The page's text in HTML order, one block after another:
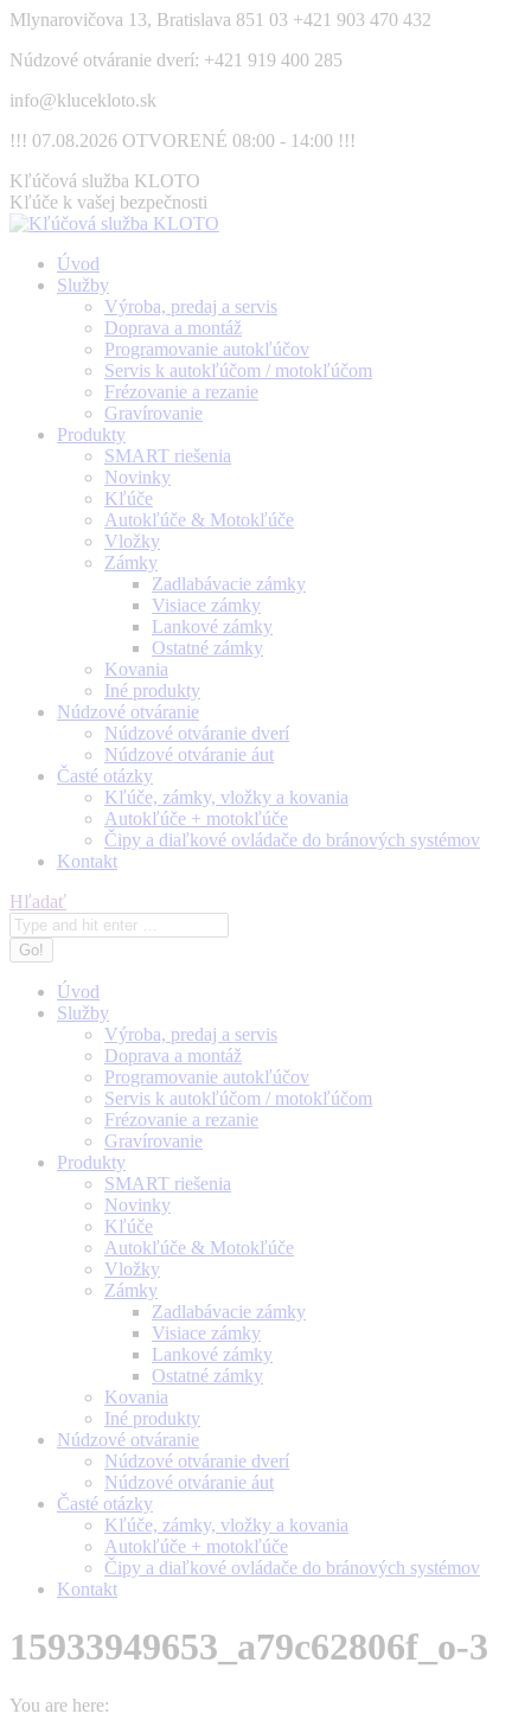
Skip
content
Mlynarovičova 13, Bratislava 851 03 +421 903 470 432
Núdzové otváranie dverí: +421 919 400 285
info@klucekloto.sk
!!! 07.08.2026 OTVORENÉ 08:00 - 14:00 !!!
Facebook
page
opens
new
window
Kľúčová služba KLOTO
Kľúče k vašej bezpečnosti
Úvod
Služby
Výroba, predaj a servis
Doprava a montáž
Programovanie autokľúčov
Servis k autokľúčom / motokľúčom
Frézovanie a rezanie
Gravírovanie
Produkty
SMART riešenia
Novinky
Kľúče
Autokľúče & Motokľúče
Vložky
Zámky
Zadlabávacie zámky
Visiace zámky
Lankové zámky
Ostatné zámky
Kovania
Iné produkty
Núdzové otváranie
Núdzové otváranie dverí
Núdzové otváranie áut
Časté otázky
Kľúče, zámky, vložky a kovania
Autokľúče + motokľúče
Čipy a diaľkové ovládače do bránových systémov
Kontakt
Search:
Hľadať
Úvod
Služby
Výroba, predaj a servis
Doprava a montáž
Programovanie autokľúčov
Servis k autokľúčom / motokľúčom
Frézovanie a rezanie
Gravírovanie
Produkty
SMART riešenia
Novinky
Kľúče
Autokľúče & Motokľúče
Vložky
Zámky
Zadlabávacie zámky
Visiace zámky
Lankové zámky
Ostatné zámky
Kovania
Iné produkty
Núdzové otváranie
Núdzové otváranie dverí
Núdzové otváranie áut
Časté otázky
Kľúče, zámky, vložky a kovania
Autokľúče + motokľúče
Čipy a diaľkové ovládače do bránových systémov
Kontakt
15933949653_a79c62806f_o-3
You are here: